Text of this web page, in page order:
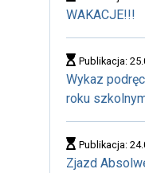
WAKACJE!!!
Publikacja:
Wykaz
roku
Publikacja:
Zjazd